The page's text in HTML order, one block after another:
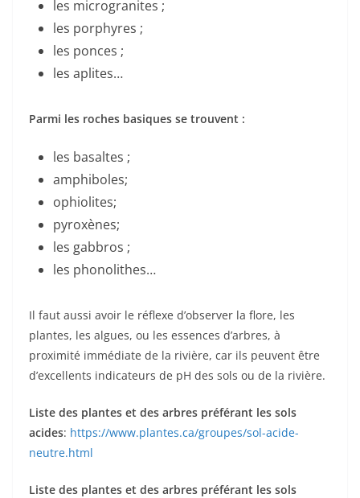
les microgranites ;
les porphyres ;
les ponces ;
les aplites…
Parmi les roches basiques se trouvent :
les basaltes ;
amphiboles;
ophiolites;
pyroxènes;
les gabbros ;
les phonolithes…
Il faut aussi avoir le réflexe d’observer la flore, les
plantes, les algues, ou les essences d’arbres, à
proximité immédiate de la rivière, car ils peuvent être
d’excellents indicateurs de pH des sols ou de la rivière.
Liste des plantes et des arbres préférant les sols
acides: https://www.plantes.ca/groupes/sol-acide-
neutre.html
Liste des plantes et des arbres préférant les sols